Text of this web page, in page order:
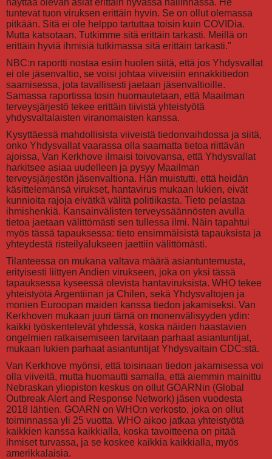
tuntevat tuon viruksen erittäin hyvin. Se on ollut olemassa
pitkään. Sitä ei ole helppo tartuttaa toisin kuin COVIDia.
Mutta katsotaan. Tutkimme sitä erittäin tarkasti. Meillä on
erittäin hyviä ihmisiä tutkimassa sitä erittäin tarkasti."
NBC:n raportti nostaa esiin huolen siitä, että jos Yhdysvallat
ei ole jäsenvaltio, se voisi johtaa viiveisiin ennakkitiedon
saamisessa, jota tavallisesti jaetaan jäsenvaltioille.
Samassa raportissa tosin huomautetaan, että Maailman
terveysjärjestö tekee erittäin tiivistä yhteistyötä
yhdysvaltalaisten viranomaisten kanssa.
Kysyttäessä mahdollisista viiveistä tiedonvaihdossa ja siitä,
onko Yhdysvallat vaarassa olla saamatta tietoa riittävän
ajoissa, Van Kerkhove ilmaisi toivovansa, että Yhdysvallat
harkitsee asiaa uudelleen ja pysyy Maailman
terveysjärjestön jäsenvaltiona. Hän muistutti, että heidän
käsittelemänsä virukset, hantavirus mukaan lukien, eivät
kunnioita rajoja eivätkä välitä politiikasta. Tieto pelastaa
ihmishenkiä. Kansainvälisten terveyssäännösten avulla
tietoa jaetaan välittömästi sen tullessa ilmi. Näin tapahtui
myös tässä tapauksessa: tieto ensimmäisistä tapauksista ja
yhteydestä risteilyalukseen jaettiin välittömästi.
Tilanteessa on mukana valtava määrä asiantuntemusta,
erityisesti liittyen Andien virukseen, joka on yksi tässä
tapauksessa kyseessä olevista hantaviruksista. WHO tekee
yhteistyötä Argentiinan ja Chilen, sekä Yhdysvaltojen ja
monien Euroopan maiden kanssa tiedon jakamiseksi. Van
Kerkhoven mukaan juuri tämä on monenvälisyyden ydin:
kaikki työskentelevät yhdessä, koska näiden haastavien
ongelmien ratkaisemiseen tarvitaan parhaat asiantuntijat,
mukaan lukien parhaat asiantuntijat Yhdysvaltain CDC:stä.
Van Kerkhove myönsi, että toisinaan tiedon jakamisessa voi
olla viiveitä, mutta huomautti samalla, että aiemmin mainittu
Nebraskan yliopiston keskus on ollut GOARNin (Global
Outbreak Alert and Response Network) jäsen vuodesta
2018 lähtien. GOARN on WHO:n verkosto, joka on ollut
toiminnassa yli 25 vuotta. WHO aikoo jatkaa yhteistyötä
kaikkien kanssa kaikkialla, koska tavoitteena on pitää
ihmiset turvassa, ja se koskee kaikkia kaikkialla, myös
amerikkalaisia.